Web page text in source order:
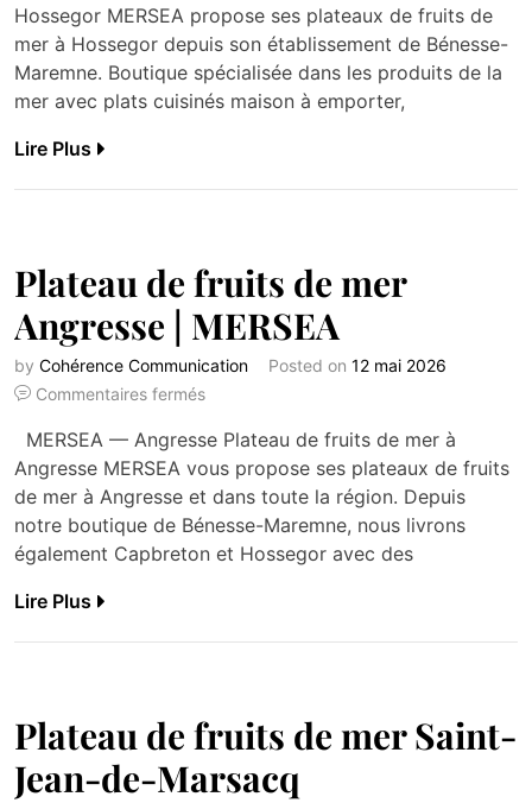
Hossegor MERSEA propose ses plateaux de fruits de
mer à Hossegor depuis son établissement de Bénesse-
Maremne. Boutique spécialisée dans les produits de la
mer avec plats cuisinés maison à emporter,
Lire Plus
Plateau de fruits de mer
Angresse | MERSEA
by Cohérence Communication Posted on 12 mai 2026
Commentaires fermés
MERSEA — Angresse Plateau de fruits de mer à
Angresse MERSEA vous propose ses plateaux de fruits
de mer à Angresse et dans toute la région. Depuis
notre boutique de Bénesse-Maremne, nous livrons
également Capbreton et Hossegor avec des
Lire Plus
Plateau de fruits de mer Saint-
Jean-de-Marsacq